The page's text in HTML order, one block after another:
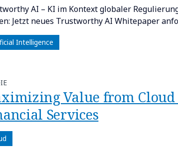
AI – KI im Kontext globaler
Jetzt neues Trustworthy AI Whitepaper
Intelligence
Value from
Services